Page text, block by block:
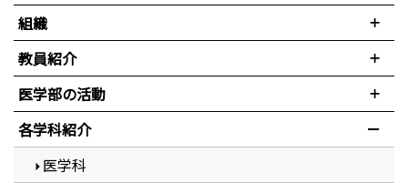
組織
教員紹介
医学部の活動
各学科紹介
医学科